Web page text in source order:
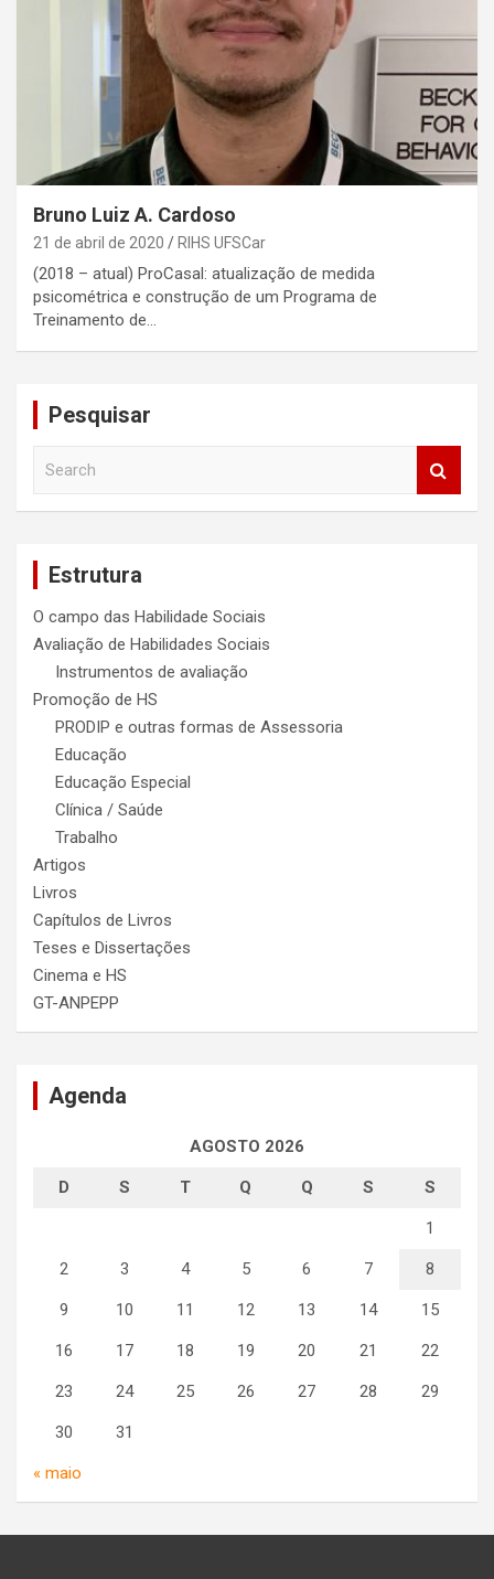
Bruno Luiz A. Cardoso
21 de abril de 2020 RIHS UFSCar
(2018 – atual) ProCasal: atualização de medida
psicométrica e construção de um Programa de
Treinamento de…
Pesquisar
Estrutura
O campo das Habilidade Sociais
Avaliação de Habilidades Sociais
Instrumentos de avaliação
Promoção de HS
PRODIP e outras formas de Assessoria
Educação
Educação Especial
Clínica / Saúde
Trabalho
Artigos
Livros
Capítulos de Livros
Teses e Dissertações
Cinema e HS
GT-ANPEPP
Agenda
AGOSTO 2026
D S T Q Q S S
1
2 3 4 5 6 7 8
9 10 11 12 13 14 15
16 17 18 19 20 21 22
23 24 25 26 27 28 29
30 31
« maio